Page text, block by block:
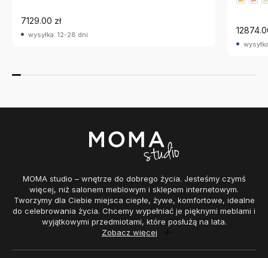
7129.00 zł
wysyłka: 12-28 dni
MOMA studio – wnętrze do dobrego życia. Jesteśmy czymś
więcej, niż salonem meblowym i sklepem internetowym.
Tworzymy dla Ciebie miejsca ciepłe, żywe, komfortowe, idealne
do celebrowania życia. Chcemy wypełniać je pięknymi meblami i
wyjątkowymi przedmiotami, które posłużą na lata.
Zobacz więcej